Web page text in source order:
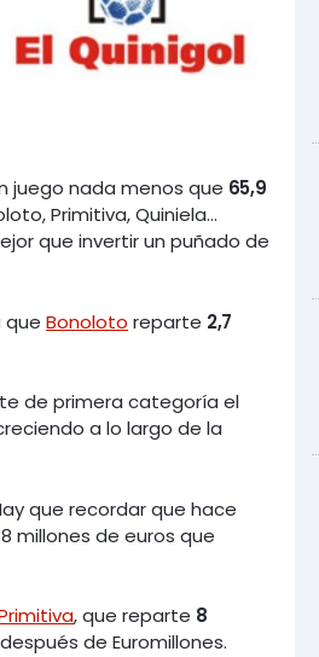
juego nada menos que 65,9
Primitiva, Quiniela...
que invertir un puñado de
queBonoloto reparte 2,7
de primera categoría el
a lo largo de la
que recordar que hace
millones de euros que
, que reparte 8
de Euromillones.